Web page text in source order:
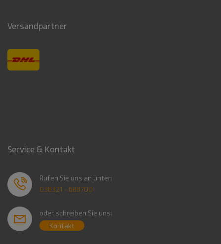
Versandpartner
Service & Kontakt
Rufen Sie uns an unter:
038321 - 688700
oder schreiben Sie uns:
Kontakt